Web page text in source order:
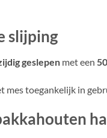
slijping
geslepen met een
mes toegankelijk in